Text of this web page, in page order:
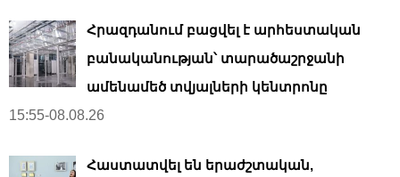
Հրազդանում բացվել է արհեստական ​​
բանականության՝ տարածաշրջանի
ամենամեծ տվյալների կենտրոնը
15:55-08.08.26
Հաստատվել են երաժշտական,